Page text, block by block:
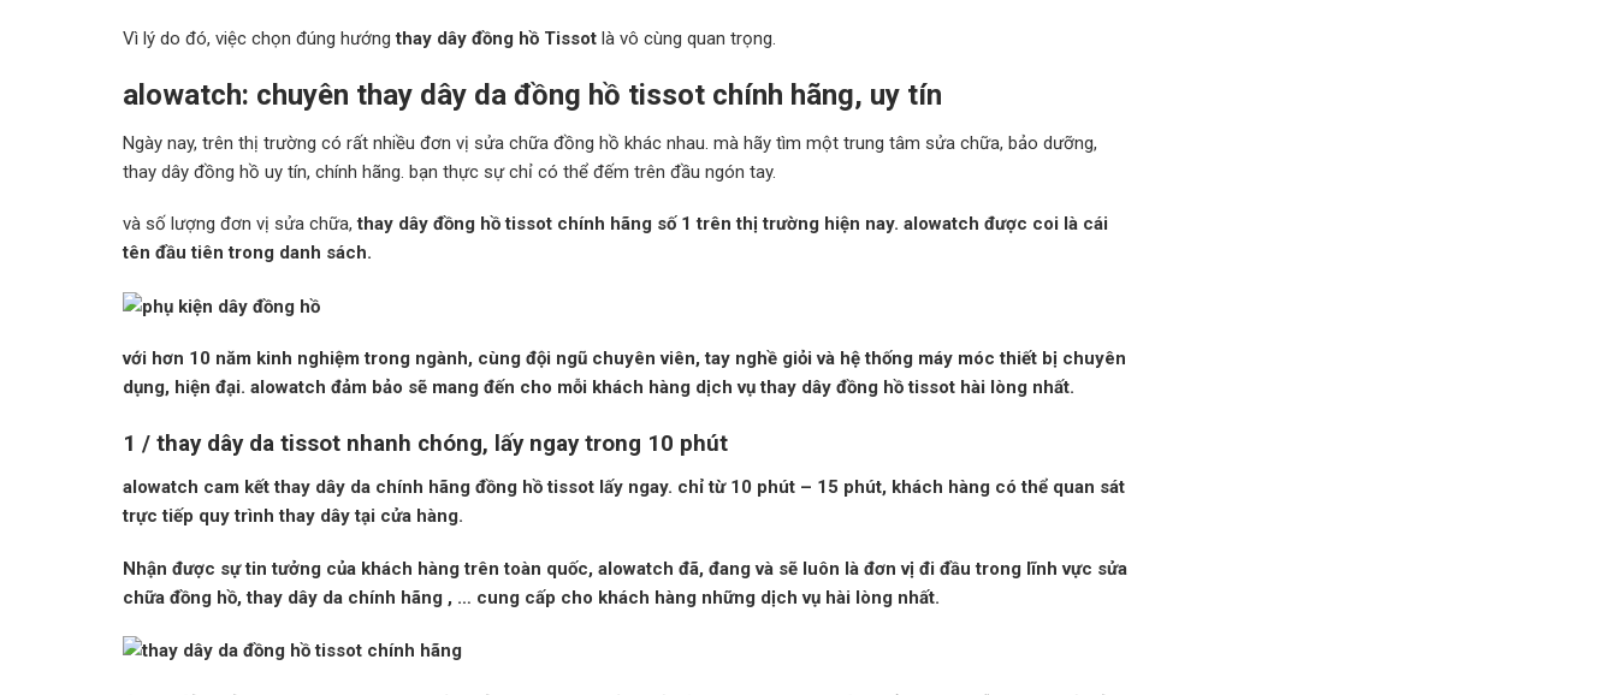
Vì lý do đó, việc chọn đúng hướngthay dây đồng hồ Tissot là vô cùng quan trọng.
alowatch: chuyên thay dây da đồng hồ tissot chính hãng, uy tín
Ngày nay, trên thị trường có rất nhiều đơn vị sửa chữa đồng hồ khác nhau. mà hãy tìm một trung tâm sửa chữa, bảo dưỡng,
thay dây đồng hồ uy tín, chính hãng. bạn thực sự chỉ có thể đếm trên đầu ngón tay.
và số lượng đơn vị sửa chữa,thay dây đồng hồ tissot chính hãng số 1 trên thị trường hiện nay. alowatch được coi là cái
tên đầu tiên trong danh sách.
với hơn 10 năm kinh nghiệm trong ngành, cùng đội ngũ chuyên viên, tay nghề giỏi và hệ thống máy móc thiết bị chuyên
dụng, hiện đại. alowatch đảm bảo sẽ mang đến cho mỗi khách hàng dịch vụthay dây đồng hồ tissot hài lòng nhất.
1 / thay dây da tissot nhanh chóng, lấy ngay trong 10 phút
alowatch cam kếtthay dây da chính hãng đồng hồ tissot lấy ngay. chỉ từ 10 phút – 15 phút, khách hàng có thể quan sát
trực tiếp quy trình thay dây tại cửa hàng.
Nhận được sự tin tưởng của khách hàng trên toàn quốc, alowatch đã, đang và sẽ luôn là đơn vị đi đầu trong lĩnh vực sửa
chữa đồng hồ,thay dây da chính hãng , … cung cấp cho khách hàng những dịch vụ hài lòng nhất.